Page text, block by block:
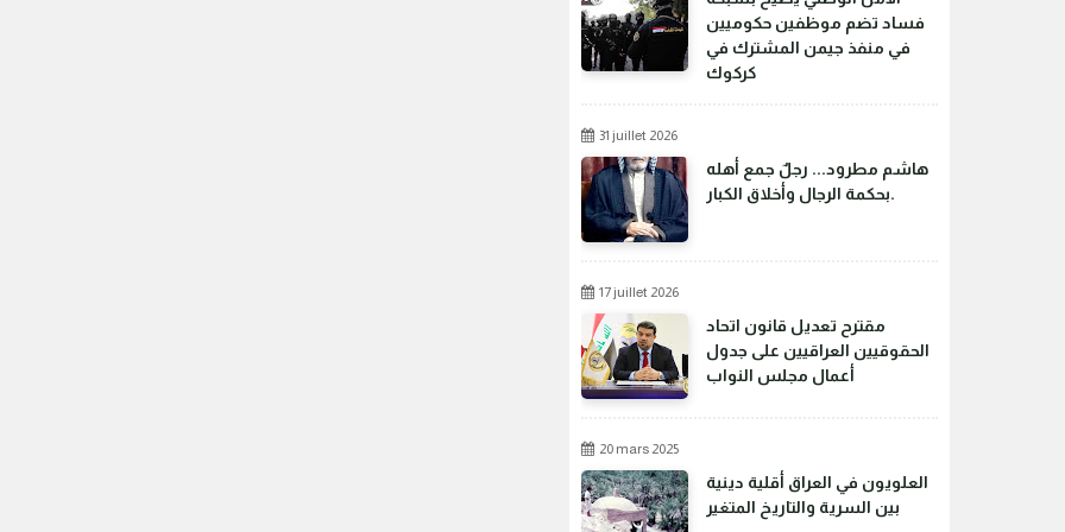
فساد تضم موظفين حكوميين
في منفذ جيمن المشترك في
كركوك
31 juillet 2026
هاشم مطرود... رجلٌ جمع أهله
بحكمة الرجال وأخلاق الكبار.
17 juillet 2026
مقترح تعديل قانون اتحاد
الحقوقيين العراقيين على جدول
أعمال مجلس النواب
20 mars 2025
العلويون في العراق أقلية دينية
بين السرية والتاريخ المتغير